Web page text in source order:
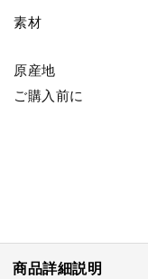
素材
原産地
ご購入前に
商品詳細説明